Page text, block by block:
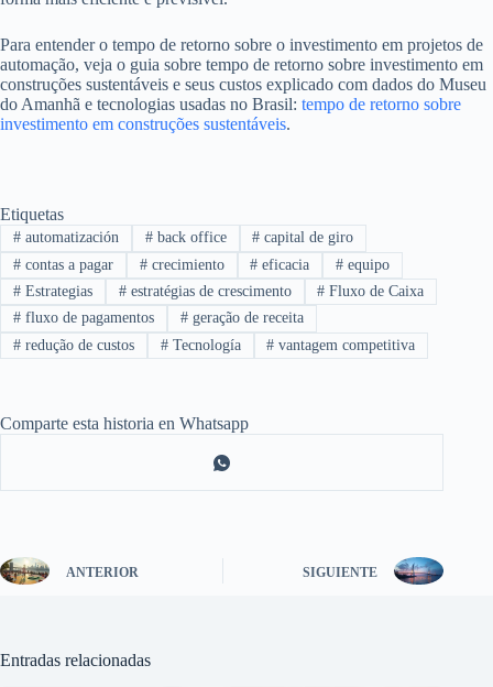
Para entender o tempo de retorno sobre o investimento em projetos de
automação, veja o guia sobre tempo de retorno sobre investimento em
construções sustentáveis e seus custos explicado com dados do Museu
do Amanhã e tecnologias usadas no Brasil: tempo de retorno sobre
investimento em construções sustentáveis.
Etiquetas
#automatización #back office # capital de giro
#contas a pagar #crecimiento # eficacia # equipo
#Estrategias #estratégias de crescimento # Fluxo de Caixa
#fluxo de pagamentos #geração de receita
#redução de custos #Tecnología # vantagem competitiva
Comparte esta historia en Whatsapp
ANTERIOR SIGUIENTE
Entradas relacionadas